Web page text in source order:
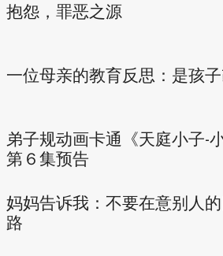
抱怨，罪恶之源
一位母亲的教育反思：是孩子
弟子规动画卡通《天庭小子-
第６集预告
妈妈告诉我：不要在意别人
路